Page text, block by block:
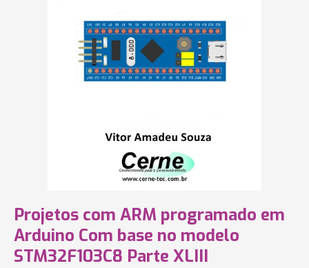
Projetos com ARM programado em
Arduino Com base no modelo
STM32F103C8 Parte XLIII